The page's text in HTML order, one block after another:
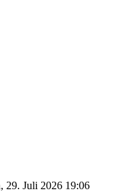
29. Juli 2026 19:06